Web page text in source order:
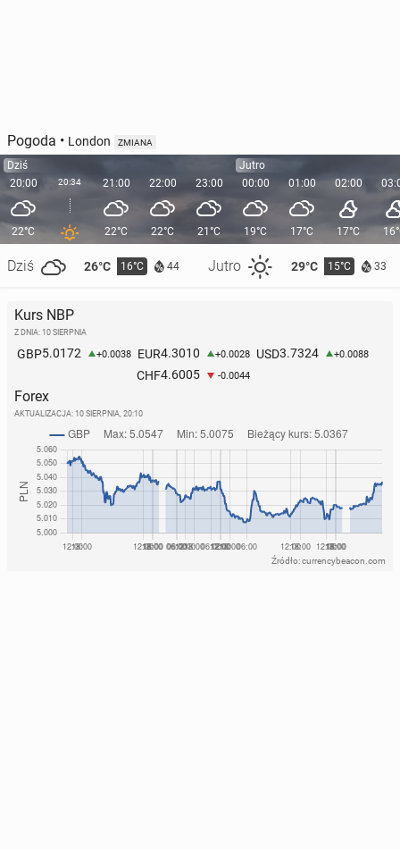
Pogoda • London ZMIANA
Dziś
20:00
22°C
Dziś 26°C 16°C 44 Jutro 29°C 15°C 33
20:34 21:00
22°C
22:00
22°C
23:00
21°C
Jutro
00:00
19°C
01:00
17°C
02:00
17°C
Kurs NBP
Z DNIA: 10 SIERPNIA
GBP5.0172 +0.0038 EUR4.3010 +0.0028 USD3.7324 +0.0088
CHF4.6005 -0.0044
Forex
AKTUALIZACJA: 10 SIERPNIA, 20:10
Źródło: currencybeacon.com